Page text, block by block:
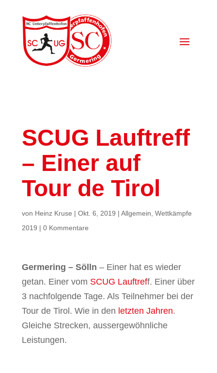
SCUG Lauftreff
– Einer auf
Tour de Tirol
von Heinz Kruse | Okt. 6, 2019 | Allgemein Wettkämpfe
2019 | 0 Kommentare
Germering – Sölln – Einer hat es wieder
getan. Einer vom SCUG Lauftreff. Einer über
3 nachfolgende Tage. Als Teilnehmer bei der
Tour de Tirol. Wie in den letzten Jahren.
Gleiche Strecken, aussergewöhnliche
Leistungen.